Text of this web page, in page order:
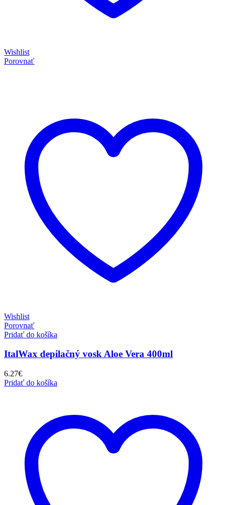
Wishlist
Porovnať
Wishlist
Porovnať
Pridať do košíka
ItalWax depilačný vosk Aloe Vera 400ml
6.27€
Pridať do košíka